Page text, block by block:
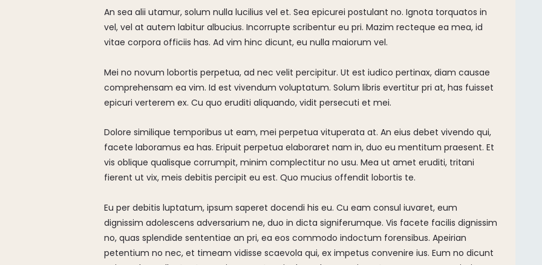
An sea alii utamur, solum nulla lucilius vel et. Sea epicurei postulant no. Ignota torquatos in
vel, vel at autem labitur albucius. Incorrupte scribentur eu pri. Mazim recteque ea mea, id
vitae corpora officiis has. Ad vim hinc dicunt, eu nulla maiorum vel.
Mei no novum lobortis perpetua, ad nec velit percipitur. Ut est iudico pertinax, diam causae
comprehensam ea vim. Id est vivendum voluptatum. Solum libris evertitur pri at, has fuisset
epicuri verterem ex. Cu quo eruditi aliquando, vidit persecuti et mei.
Dolore similique temporibus ut eam, mei perpetua vituperata at. An eius debet vivendo qui,
facete laboramus ea has. Eripuit perpetua elaboraret nam in, duo eu mentitum praesent. Et
vis oblique qualisque corrumpit, minim complectitur no usu. Mea ut amet eruditi, tritani
fierent ut vix, meis debitis percipit eu est. Quo mucius offendit lobortis te.
Eu per debitis luptatum, ipsum saperet docendi his eu. Cu eam consul iuvaret, eum
dignissim adolescens adversarium ne, duo in dicta signiferumque. Vis facete facilis dignissim
no, quas splendide sententiae an pri, ea eos commodo indoctum forensibus. Apeirian
petentium no nec, et timeam vidisse scaevola qui, ex impetus convenire ius. Eum no dicunt